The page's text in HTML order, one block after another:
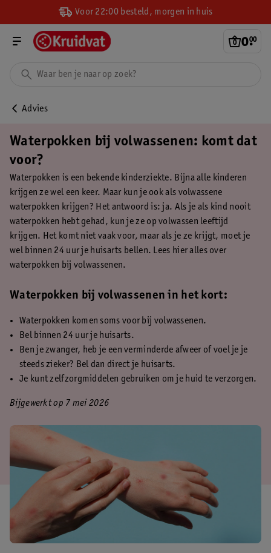
Voor 22:00 besteld, morgen in huis
0.
00
Advies
Waterpokken bij volwassenen: komt dat
voor?
Waterpokken is een bekende kinderziekte. Bijna alle kinderen
krijgen ze wel een keer. Maar kun je ook als volwassene
waterpokken krijgen? Het antwoord is: ja. Als je als kind nooit
waterpokken hebt gehad, kun je ze op volwassen leeftijd
krijgen. Het komt niet vaak voor, maar als je ze krijgt, moet je
wel binnen 24 uur je huisarts bellen. Lees hier alles over
waterpokken bij volwassenen.
Waterpokken bij volwassenen in het kort:
Waterpokken komen soms voor bij volwassenen.
Bel binnen 24 uur je huisarts.
Ben je zwanger, heb je een verminderde afweer of voel je je
steeds zieker? Bel dan direct je huisarts.
Je kunt zelfzorgmiddelen gebruiken om je huid te verzorgen.
Bijgewerkt op 7 mei 2026